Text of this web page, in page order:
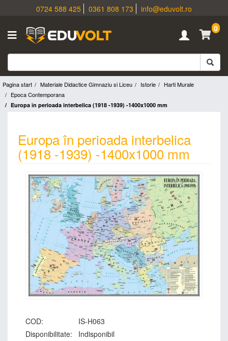
0724 588 425 0361 808 173
info@eduvolt.ro
0
Pagina start Materiale Didactice Gimnaziu si Liceu Istorie
Harti Murale
Epoca Contemporana
Europa în perioada interbelica (1918 -1939) -1400x1000 mm
Europa în perioada interbelica
(1918 -1939) -1400x1000 mm
COD:
IS-H063
Disponibilitate:
Indisponibil